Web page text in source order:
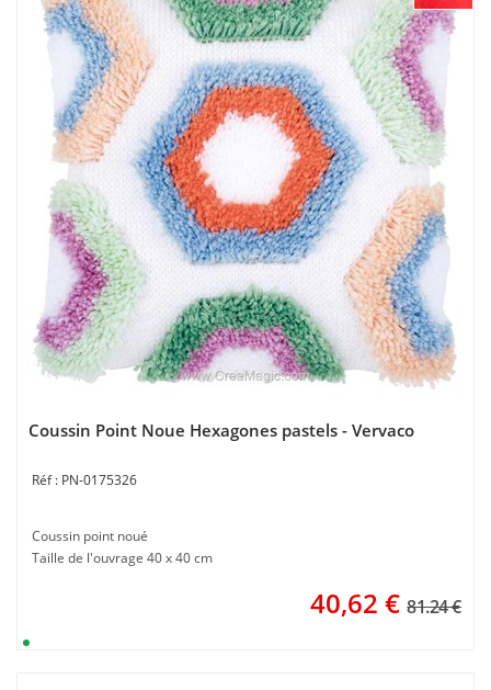
Coussin Point Noue Hexagones pastels - Vervaco
PN-0175326
Coussin point noué
Taille de l'ouvrage 40 x 40 cm
40,62 € 81.24 €